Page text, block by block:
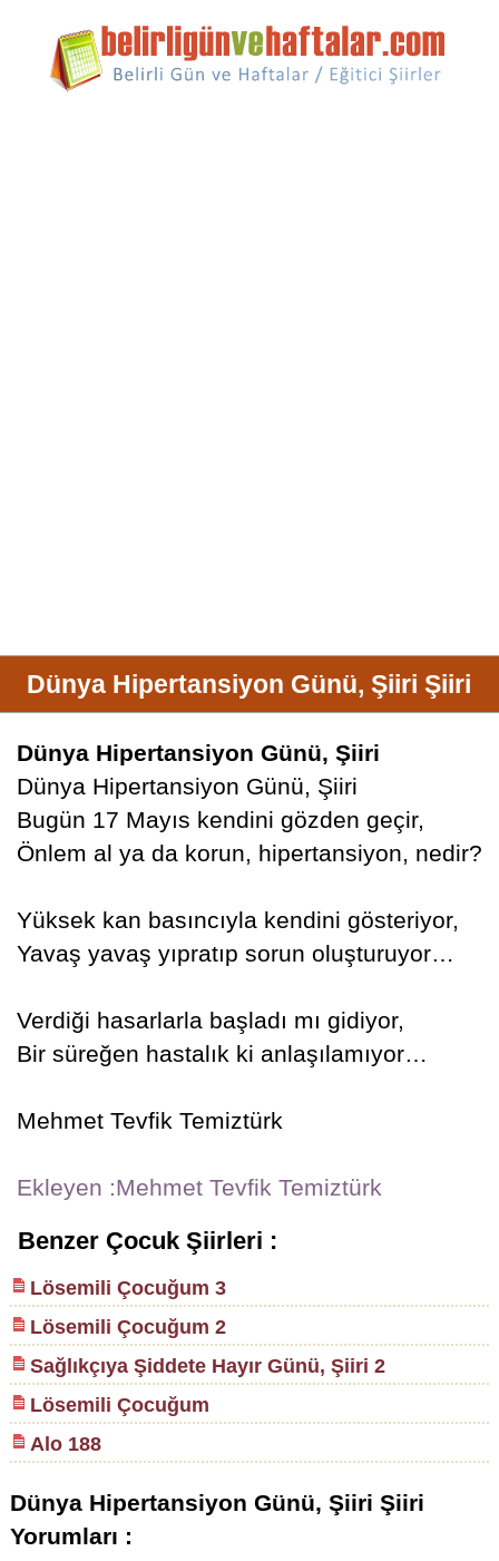
Dünya Hipertansiyon Günü, Şiiri Şiiri
Dünya Hipertansiyon Günü, Şiiri
Dünya Hipertansiyon Günü, Şiiri
Bugün 17 Mayıs kendini gözden geçir,
Önlem al ya da korun, hipertansiyon, nedir?
Yüksek kan basıncıyla kendini gösteriyor,
Yavaş yavaş yıpratıp sorun oluşturuyor…
Verdiği hasarlarla başladı mı gidiyor,
Bir süreğen hastalık ki anlaşılamıyor…
Mehmet Tevfik Temiztürk
Ekleyen :Mehmet Tevfik Temiztürk
Benzer Çocuk Şiirleri :
Lösemili Çocuğum 3
Lösemili Çocuğum 2
Sağlıkçıya Şiddete Hayır Günü, Şiiri 2
Lösemili Çocuğum
Alo 188
Dünya Hipertansiyon Günü, Şiiri Şiiri
Yorumları :